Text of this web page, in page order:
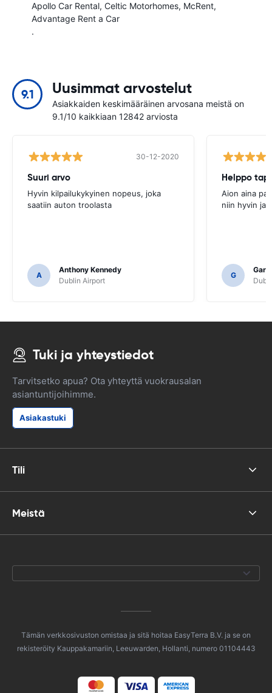
Apollo Car Rental Celtic Motorhomes McRent
Advantage Rent a Car
.
9.1 Uusimmat arvostelut
Asiakkaiden keskimääräinen arvosana meistä on
9.1/10 kaikkiaan 12842 arviosta
30-12-2020
Suuri arvo
Hyvin kilpailukykyinen nopeus, joka
saatiin auton troolasta
A
Anthony Kennedy
Dublin Airport
Aion aina
niin hyvin ja
G
Gary
Tuki ja yhteystiedot
Tarvitsetko apua? Ota yhteyttä vuokrausalan
asiantuntijoihimme.
Asiakastuki
Tili
Meistä
Tämän verkkosivuston omistaa ja sitä hoitaa EasyTerra B.V. ja se on
rekisteröity Kauppakamariin, Leeuwarden, Hollanti, numero 01104443